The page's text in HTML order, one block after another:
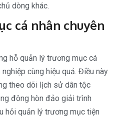
dòng khác.
cá nhân chuyên
hỗ quản lý trương mục cá
cùng hiệu quả. Điều này
theo dõi lịch sử dân tộc
đông hòn đảo giải trình
hỏi quản lý trương mục tiện